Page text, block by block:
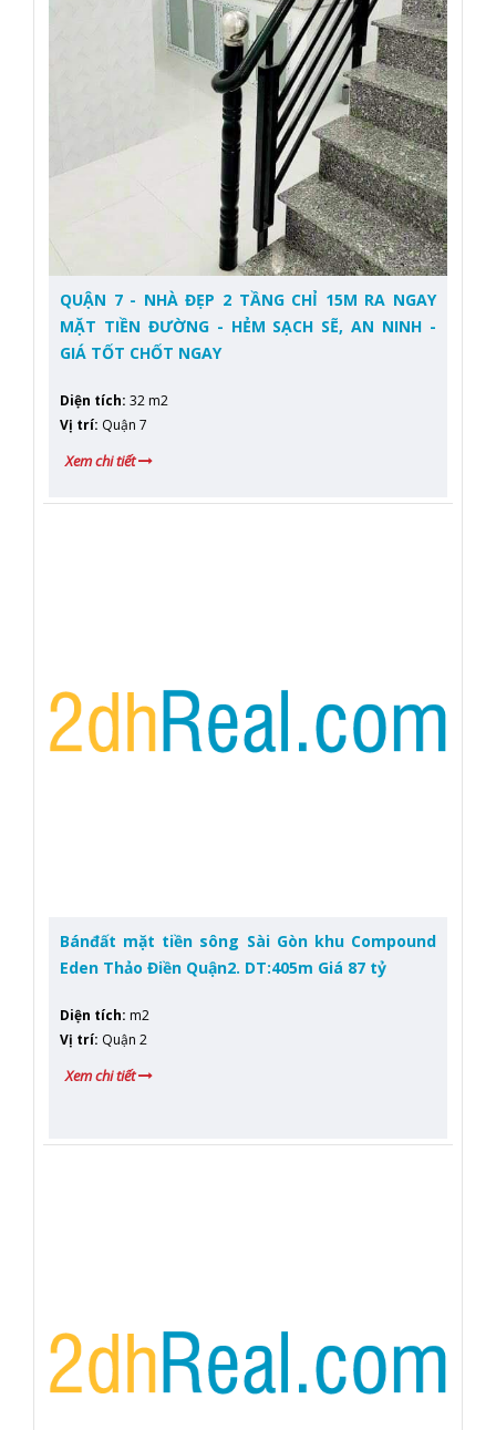
QUẬN 7 - NHÀ ĐẸP 2 TẦNG CHỈ 15M RA NGAY
MẶT TIỀN ĐƯỜNG - HẺM SẠCH SẼ, AN NINH -
GIÁ TỐT CHỐT NGAY
Diện tích: 32 m2
Vị trí: Quận 7
Xem chi tiết
Bánđất mặt tiền sông Sài Gòn khu Compound
Eden Thảo Điền Quận2. DT:405m Giá 87 tỷ
Diện tích: m2
Vị trí: Quận 2
Xem chi tiết